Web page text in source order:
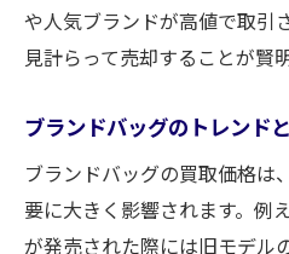
や人気ブランドが高値で取引
見計らって売却することが賢明
ブランドバッグのトレンド
ブランドバッグの買取価格は
要に大きく影響されます。例
が発売された際には旧モデル